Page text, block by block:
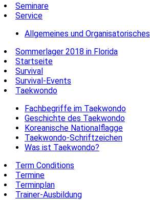
Seminare
Service
Allgemeines und Organisatorisches
Sommerlager 2018 in Florida
Startseite
Survival
Survival-Events
Taekwondo
Fachbegriffe im Taekwondo
Geschichte des Taekwondo
Koreanische Nationalflagge
Taekwondo-Schriftzeichen
Was ist Taekwondo?
Term Conditions
Termine
Terminplan
Trainer-Ausbildung